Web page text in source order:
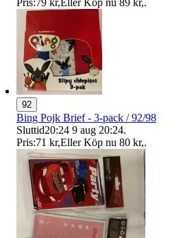
Pris:79 kr,Eller Köp nu 89 kr,.
92
Bing Pojk Brief - 3-pack / 92/98
Sluttid20:24 9 aug 20:24.
Pris:71 kr,Eller Köp nu 80 kr,.